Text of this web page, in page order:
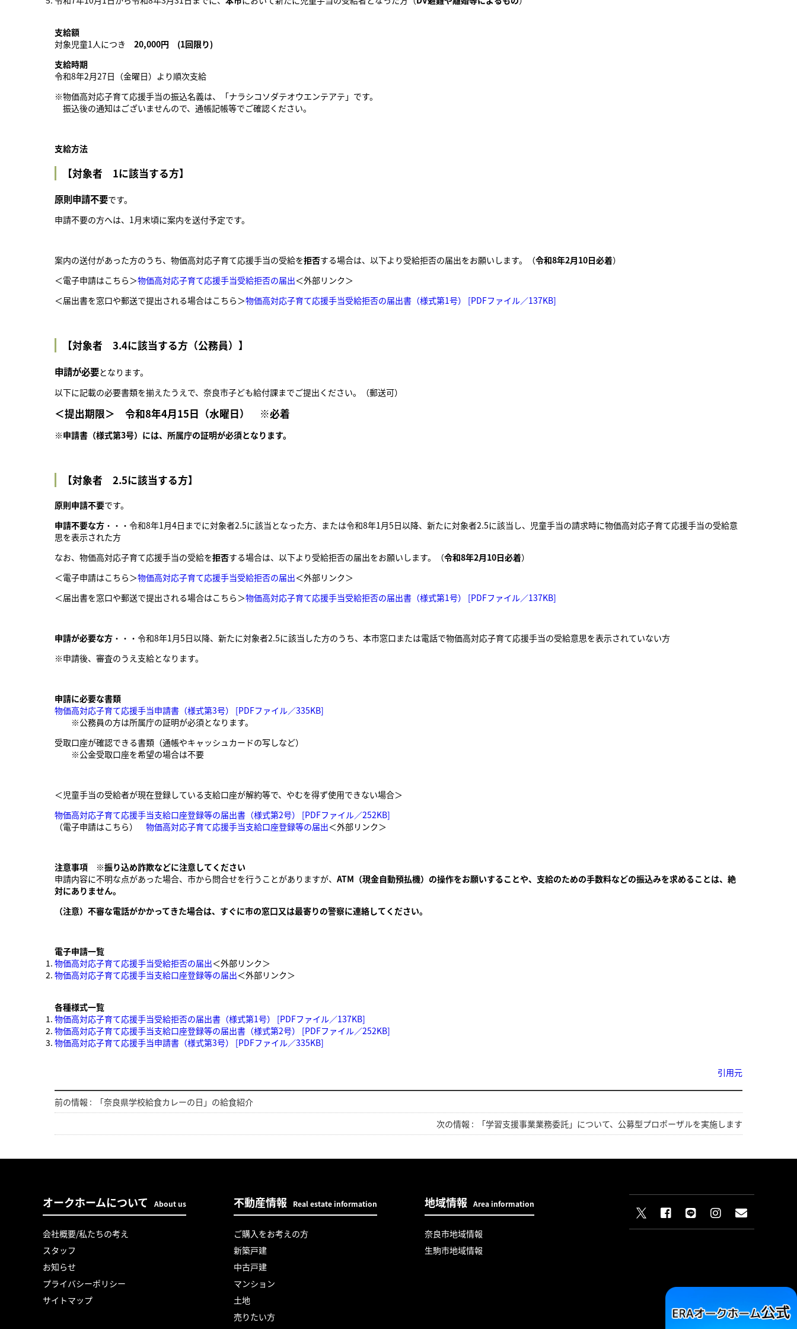
支給額
対象児童1人につき 20,000円 (1回限り)
支給時期
令和8年2月27日（金曜日）より順次支給
※物価高対応子育て応援手当の振込名義は、「ナラシコソダテオウエンテアテ」です。
振込後の通知はございませんので、通帳記帳等でご確認ください。
支給方法
【対象者 1に該当する方】
原則申請不要です。
申請不要の方へは、1月末頃に案内を送付予定です。
案内の送付があった方のうち、物価高対応子育て応援手当の受給を拒否する場合は、以下より受給拒否の届出をお願いします。（令和8年2月10日必着）
＜電子申請はこちら＞物価高対応子育て応援手当受給拒否の届出＜外部リンク＞
＜届出書を窓口や郵送で提出される場合はこちら＞物価高対応子育て応援手当受給拒否の届出書（様式第1号） [PDFファイル／137KB]
【対象者 3.4に該当する方（公務員）】
申請が必要となります。
以下に記載の必要書類を揃えたうえで、奈良市子ども給付課までご提出ください。（郵送可）
＜提出期限＞ 令和8年4月15日（水曜日） ※必着
※申請書（様式第3号）には、所属庁の証明が必須となります。
【対象者 2.5に該当する方】
原則申請不要です。
申請不要な方 ・・・令和8年1月4日までに対象者2.5に該当となった方、または令和8年1月5日以降、新たに対象者2.5に該当し、児童手当の請求時に物価高対応子育て応援手当の受給意
思を表示された方
なお、物価高対応子育て応援手当の受給を拒否する場合は、以下より受給拒否の届出をお願いします。（令和8年2月10日必着）
＜電子申請はこちら＞物価高対応子育て応援手当受給拒否の届出＜外部リンク＞
＜届出書を窓口や郵送で提出される場合はこちら＞物価高対応子育て応援手当受給拒否の届出書（様式第1号） [PDFファイル／137KB]
申請が必要な方 ・・・令和8年1月5日以降、新たに対象者2.5に該当した方のうち、本市窓口または電話で物価高対応子育て応援手当の受給意思を表示されていない方
※申請後、審査のうえ支給となります。
申請に必要な書類
物価高対応子育て応援手当申請書（様式第3号） [PDFファイル／335KB]
※公務員の方は所属庁の証明が必須となります。
受取口座が確認できる書類（通帳やキャッシュカードの写しなど）
※公金受取口座を希望の場合は不要
＜児童手当の受給者が現在登録している支給口座が解約等で、やむを得ず使用できない場合＞
物価高対応子育て応援手当支給口座登録等の届出書（様式第2号） [PDFファイル／252KB]
（電子申請はこちら） 物価高対応子育て応援手当支給口座登録等の届出＜外部リンク＞
注意事項 ※振り込め詐欺などに注意してください
申請内容に不明な点があった場合、市から問合せを行うことがありますが、 ATM（現金自動預払機）の操作をお願いすることや、支給のための手数料などの振込みを求めることは、絶
対にありません。
（注意）不審な電話がかかってきた場合は、すぐに市の窓口又は最寄りの警察に連絡してください。
電子申請一覧
物価高対応子育て応援手当受給拒否の届出＜外部リンク＞
物価高対応子育て応援手当支給口座登録等の届出＜外部リンク＞
各種様式一覧
物価高対応子育て応援手当受給拒否の届出書（様式第1号） [PDFファイル／137KB]
物価高対応子育て応援手当支給口座登録等の届出書（様式第2号） [PDFファイル／252KB]
物価高対応子育て応援手当申請書（様式第3号） [PDFファイル／335KB]
引用元
前の情報 :
「奈良県学校給食カレーの日」の給食紹介
次の情報 :
「学習支援事業業務委託」について、公募型プロポーザルを実施します
オークホームについて About us
会社概要/私たちの考え
スタッフ
お知らせ
プライバシーポリシー
サイトマップ
不動産情報 Real estate information
ご購入をお考えの方
新築戸建
中古戸建
マンション
土地
売りたい方
地域情報 Area information
奈良市地域情報
生駒市地域情報